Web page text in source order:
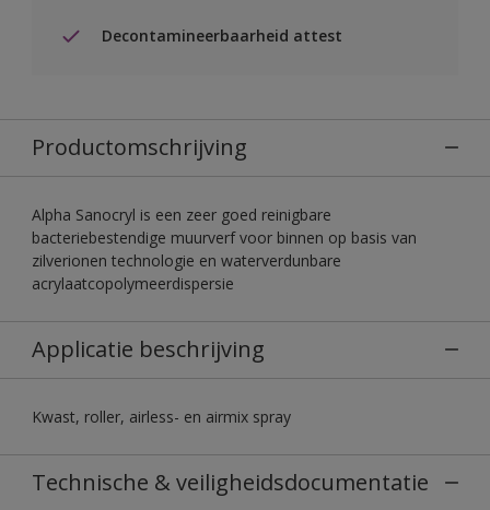
Decontamineerbaarheid attest
Productomschrijving
Alpha Sanocryl is een zeer goed reinigbare
bacteriebestendige muurverf voor binnen op basis van
zilverionen technologie en waterverdunbare
acrylaatcopolymeerdispersie
Applicatie beschrijving
Kwast, roller, airless- en airmix spray
Technische & veiligheidsdocumentatie